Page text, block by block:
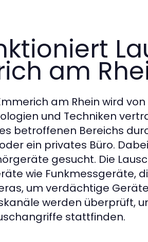
am
am Rhein wird
und Techniken
betroffenen Bereichs
ein privates Büro.
gesucht. Die
wie Funkmessgeräte,
um verdächtige
werden überprüft,
stattfinden.